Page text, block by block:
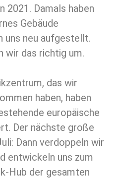
2021. Damals haben
Gebäude
uns neu aufgestellt.
wir das richtig um.
das wir
haben, haben
europäische
Der nächste große
Dann verdoppeln wir
entwickeln uns zum
Hub der gesamten